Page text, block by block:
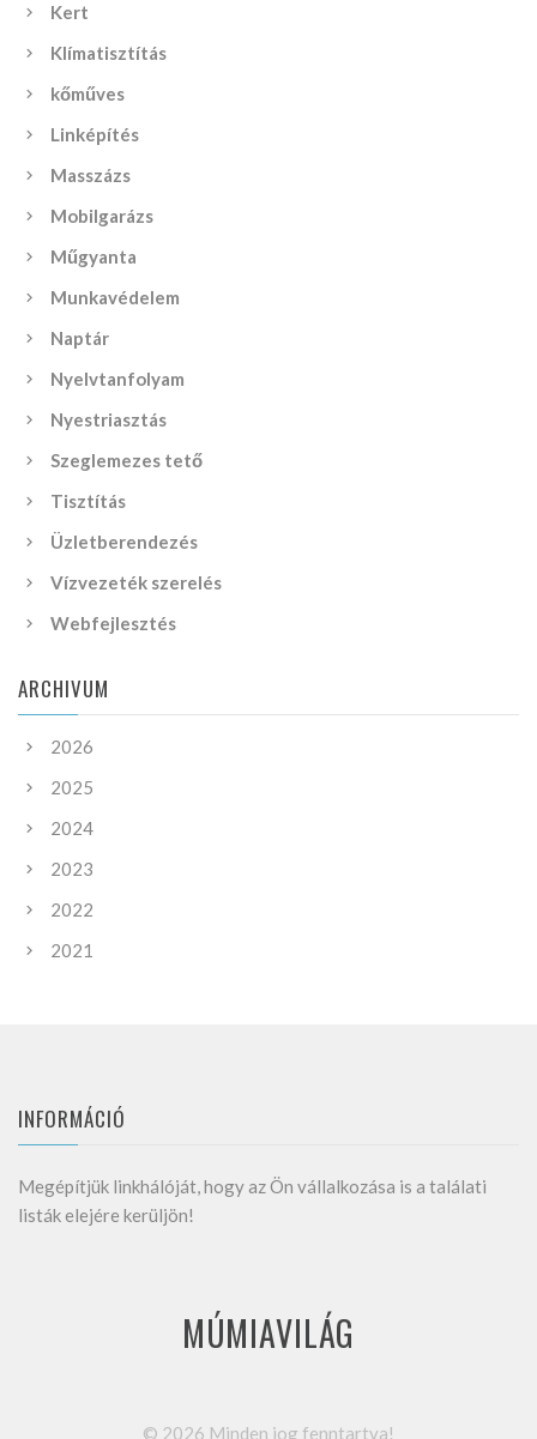
Kert
Klímatisztítás
kőműves
Linképítés
Masszázs
Mobilgarázs
Műgyanta
Munkavédelem
Naptár
Nyelvtanfolyam
Nyestriasztás
Szeglemezes tető
Tisztítás
Üzletberendezés
Vízvezeték szerelés
Webfejlesztés
ARCHIVUM
2026
2025
2024
2023
2022
2021
INFORMÁCIÓ
Megépítjük linkhálóját, hogy az Ön vállalkozása is a találati
listák elejére kerüljön!
MÚMIAVILÁG
© 2026 Minden jog fenntartva!